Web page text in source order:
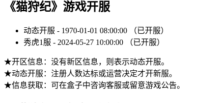
《猫狩纪》游戏开服
动态开服 - 1970-01-01 08:00:00 （已开服）
秀虎1服 - 2024-05-27 10:00:00 （已开服）
★开区信息：没有新区信息，则表示动态开服。
★动态开服：注册人数达标或运营决定才开新服。
★信息获取：可在盒子中咨询客服或留意游戏公告。